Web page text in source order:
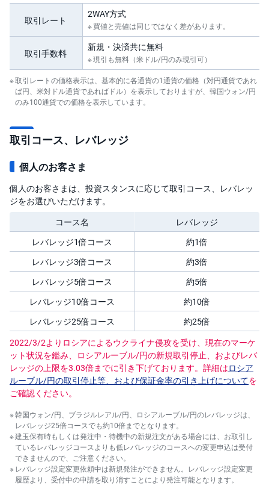
取引レート
2WAY方式
買値と売値は同じではなく差があります。
取引手数料
新規・決済共に無料
現引も無料（米ドル/円のみ現引可）
取引レートの価格表示は、基本的に各通貨の1通貨の価格（対円通貨であれ
ば円、米対ドル通貨であればドル）を表示しておりますが、韓国ウォン/円
のみ100通貨での価格を表示しています。
取引コース、レバレッジ
個人のお客さま
個人のお客さまは、投資スタンスに応じて取引コース、レバレッ
ジをお選びいただけます。
コース名
レバレッジ
レバレッジ1倍コース
約1倍
レバレッジ3倍コース
約3倍
レバレッジ5倍コース
約5倍
レバレッジ10倍コース
約10倍
レバレッジ25倍コース
約25倍
2022/3/2よりロシアによるウクライナ侵攻を受け、現在のマーケ
ット状況を鑑み、ロシアルーブル/円の新規取引停止、およびレバ
レッジの上限を3.03倍までに引き下げております。詳細はロシア
ルーブル/円の取引停止等、および保証金率の引き上げについてを
ご確認ください。
韓国ウォン/円、ブラジルレアル/円、ロシアルーブル/円のレバレッジは、
レバレッジ25倍コースでも約10倍までとなります。
建玉保有時もしくは発注中・待機中の新規注文がある場合には、お取引し
ているレバレッジコースよりも低レバレッジのコースへの変更申込は受付
できませんので、ご注意ください。
レバレッジ設定変更依頼中は新規発注ができません。レバレッジ設定変更
履歴より、受付中の申請を取り消すことにより発注可能となります。